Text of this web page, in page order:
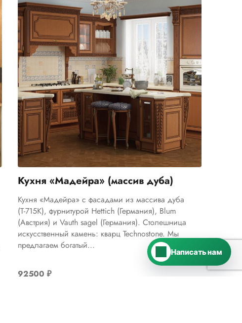
Кухня «Мадейра» (массив дуба)
Кухня «Мадейра» с фасадами из массива дуба
(Т-715К), фурнитурой Hettich (Германия), Blum
(Австрия) и Vauth sagel (Германия). Столешница
искусственный камень: кварц Technostone. Мы
предлагаем богатый...
92500 ₽
Telegram
Ответим в Telegram
MAX
Ответим в MAX
ВКонтакте
Ответим во ВКонтакте
Написать нам